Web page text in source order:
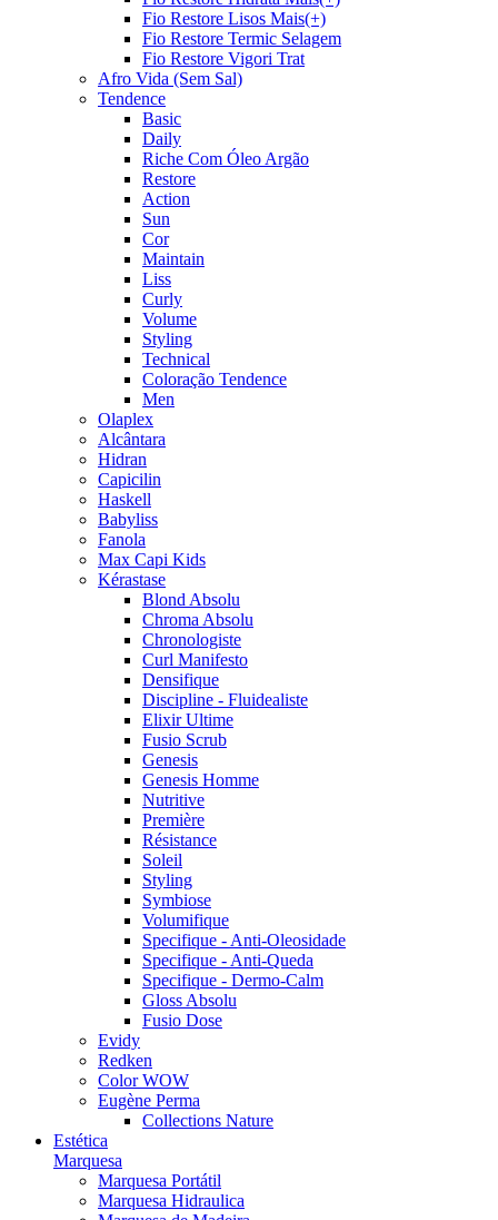
Fio Restore Lisos Mais(+)
Fio Restore Termic Selagem
Fio Restore Vigori Trat
Afro Vida (Sem Sal)
Tendence
Basic
Daily
Riche Com Óleo Argão
Restore
Action
Sun
Cor
Maintain
Liss
Curly
Volume
Styling
Technical
Coloração Tendence
Men
Olaplex
Alcântara
Hidran
Capicilin
Haskell
Babyliss
Fanola
Max Capi Kids
Kérastase
Blond Absolu
Chroma Absolu
Chronologiste
Curl Manifesto
Densifique
Discipline - Fluidealiste
Elixir Ultime
Fusio Scrub
Genesis
Genesis Homme
Nutritive
Première
Résistance
Soleil
Styling
Symbiose
Volumifique
Specifique - Anti-Oleosidade
Specifique - Anti-Queda
Specifique - Dermo-Calm
Gloss Absolu
Fusio Dose
Evidy
Redken
Color WOW
Eugène Perma
Collections Nature
Estética
Marquesa
Marquesa Portátil
Marquesa Hidraulica